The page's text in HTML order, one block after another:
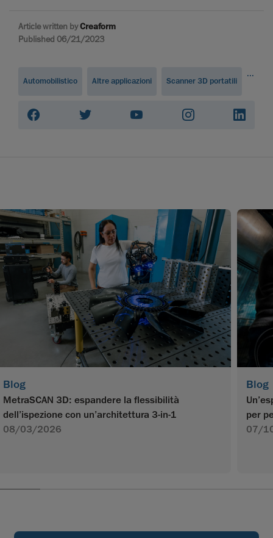
Article written byCreaform
Published 06/21/2023
Automobilistico Altre applicazioni Scanner 3D portatili
...
Blog
MetraSCAN 3D: espandere la flessibilità
dell’ispezione con un’architettura 3-in-1
08/03/2026
Blog
per
07/